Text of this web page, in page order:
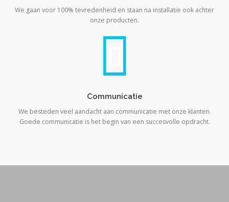
We gaan voor 100% tevredenheid en staan na installatie ook achter
onze producten.
Communicatie
We besteden veel aandacht aan communicatie met onze klanten.
Goede communicatie is het begin van een succesvolle opdracht.